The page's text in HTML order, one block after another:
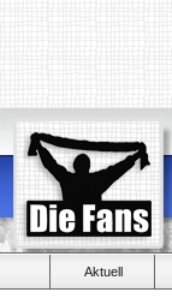
Aktuell